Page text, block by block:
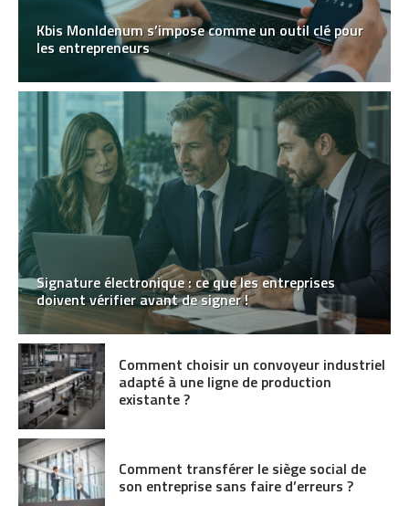
Kbis MonIdenum s’impose comme un outil clé pour
les entrepreneurs
Signature électronique : ce que les entreprises
doivent vérifier avant de signer !
Comment choisir un convoyeur industriel
adapté à une ligne de production
existante ?
Comment transférer le siège social de
son entreprise sans faire d’erreurs ?